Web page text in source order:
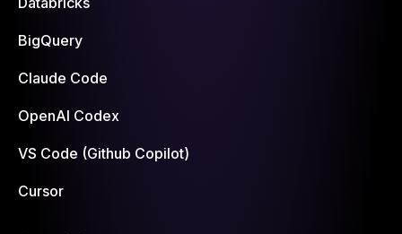
BigQuery
Claude Code
OpenAI Codex
VS Code (Github Copilot)
Cursor